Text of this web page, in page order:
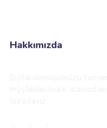
Hakkımızda